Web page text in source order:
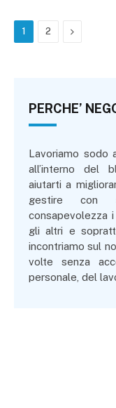
1 2 Next
PERCHE’
Lavoriamo sodo
all’interno del
aiutarti a
gestire con
consapevolezza
gli altri e
incontriamo sul
volte senza
personale, del